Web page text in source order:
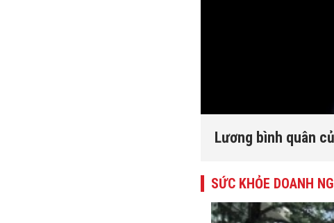
Lương bình quân
SỨC KHỎE DOANH